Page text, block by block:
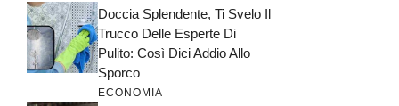
Doccia Splendente, Ti Svelo Il
Trucco Delle Esperte Di
Pulito: Così Dici Addio Allo
Sporco
ECONOMIA